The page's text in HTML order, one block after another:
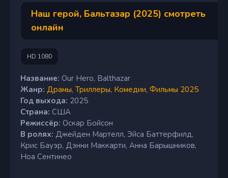
Наш герой, Бальтазар (2025) смотреть
онлайн
HD 1080
Название: Our Hero, Balthazar
Жанр: Драмы, Триллеры, Комедии, Фильмы 2025
Год выхода: 2025
Страна: США
Режиссёр: Оскар Бойсон
В ролях: Джейден Мартелл, Эйса Баттерфилд,
Крис Бауэр, Дэнни Маккарти, Анна Барышников,
Ноа Сентинео